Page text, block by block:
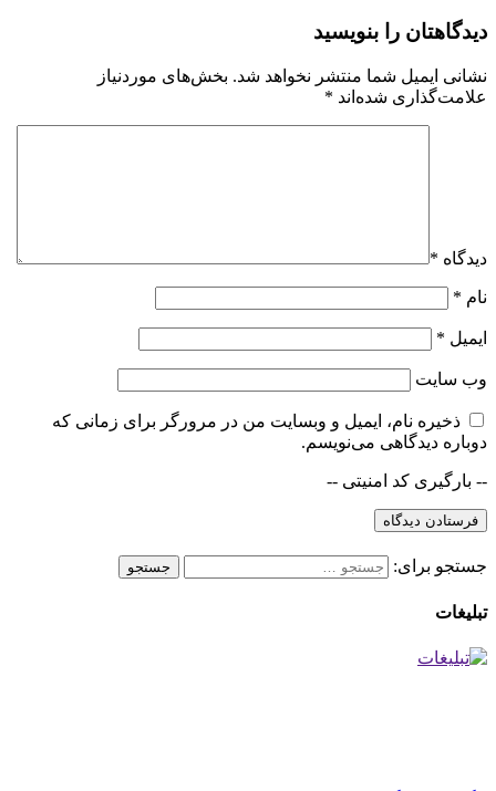
دیدگاهتان را بنویسید
نشانی ایمیل شما منتشر نخواهد شد. بخش‌های موردنیاز
علامت‌گذاری شده‌اند *
دیدگاه *
نام *
ایمیل *
وب‌ سایت
ذخیره نام، ایمیل و وبسایت من در مرورگر برای زمانی که
دوباره دیدگاهی می‌نویسم.
-- بارگیری کد امنیتی --
جستجو برای:
تبلیغات